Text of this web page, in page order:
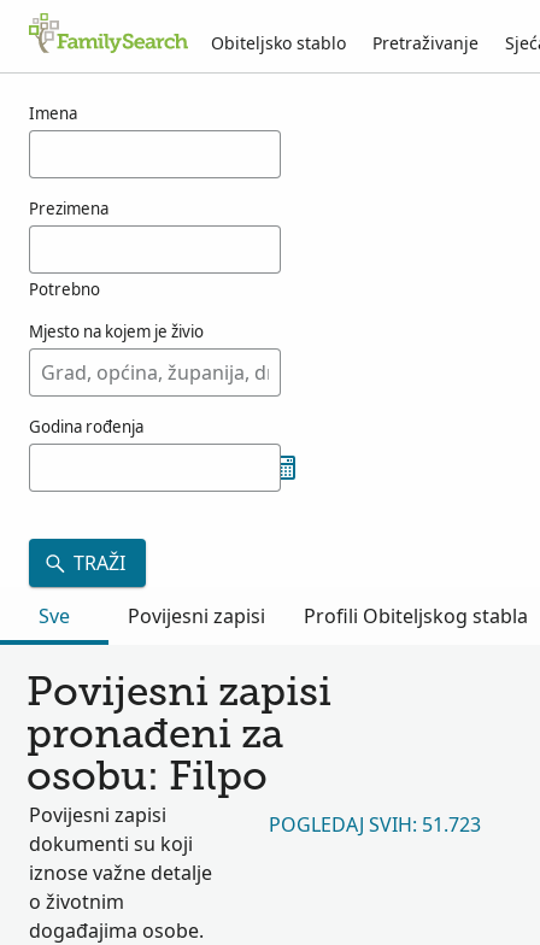
Obiteljsko stablo Pretraživanje
Imena
Prezimena
Potrebno
Mjesto na kojem je živio
Godina rođenja
TRAŽI
Sve
Povijesni zapisi Profili Obiteljskog stabla
Povijesni zapisi
pronađeni za
osobu: Filpo
Povijesni zapisi
dokumenti su koji
iznose važne detalje
o životnim
događajima osobe.
POGLEDAJ SVIH: 51.723